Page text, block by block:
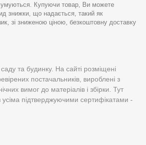
Купуючи товар, Ви можете
знижки, що надається, такий як
зі зниженою ціною, безкоштовну доставку
та будинку. На сайті розміщені
постачальників, вироблені з
вимог до матеріалів і збірки. Тут
з усіма підтверджуючими сертифікатами -